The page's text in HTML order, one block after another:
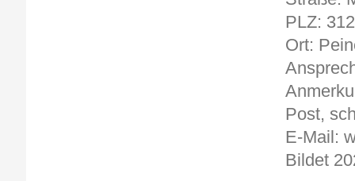
PLZ:
Ort:
Post,
E-Mail:
Bildet